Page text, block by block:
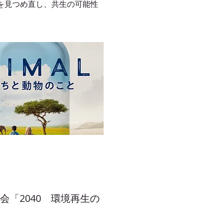
見つめ直し、共生の可能性
「2040 環境再生の